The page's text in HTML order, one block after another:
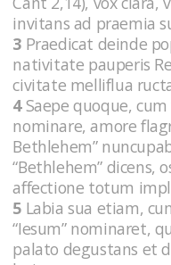
invitans ad praemia
3 Praedicat deinde
nativitate pauperis
civitate melliflua
4Saepe quoque,
nominare, amore
Bethlehem”
“Bethlehem” dicens,
affectione totum
5 Labia sua etiam,
“Iesum” nominaret,
palato degustans et